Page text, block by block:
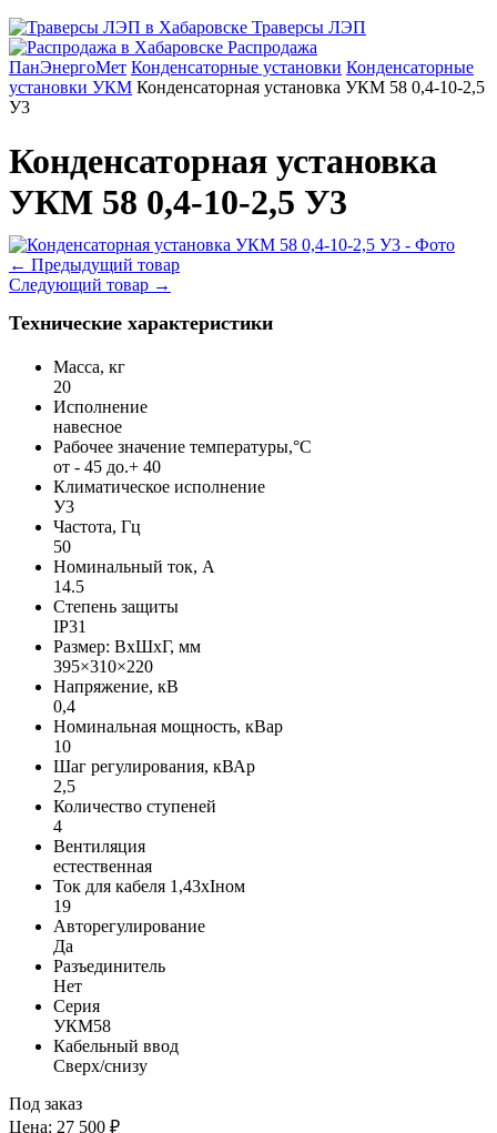
Траверсы ЛЭП
Распродажа
ПанЭнергоМет Конденсаторные установки Конденсаторные
установки УКМ Конденсаторная установка УКМ 58 0,4-10-2,5
У3
Конденсаторная установка
УКМ 58 0,4-10-2,5 У3
← Предыдущий товар
Следующий товар →
Технические характеристики
Масса, кг
20
Исполнение
навесное
Рабочее значение температуры,°С
от - 45 до.+ 40
Климатическое исполнение
У3
Частота, Гц
50
Номинальный ток, А
14.5
Степень защиты
IP31
Размер: ВхШхГ, мм
395×310×220
Напряжение, кВ
0,4
Номинальная мощность, кВар
10
Шаг регулирования, кВАр
2,5
Количество ступеней
4
Вентиляция
естественная
Ток для кабеля 1,43хIном
19
Авторегулирование
Да
Разъединитель
Нет
Серия
УКМ58
Кабельный ввод
Сверх/снизу
Под заказ
Цена: 27 500 ₽